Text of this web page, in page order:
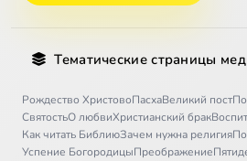
Тематические страницы
Рождество ХристовоПасхаВеликий пост
СвятостьО любвиХристианский брак
Как читать БиблиюЗачем нужна религия
Успение БогородицыПреображение